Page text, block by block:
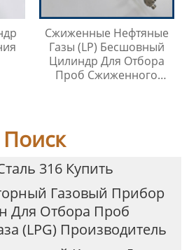
Сжиженные Нефтяные
Газы (LP) Бесшовный
Цилиндр Для Отбора
Проб Сжиженного
Поиск
316 Купить
Газовый Прибор
Для Отбора Проб
(LPG) Производитель